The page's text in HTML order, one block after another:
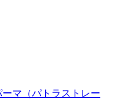
マ（パトラストレー